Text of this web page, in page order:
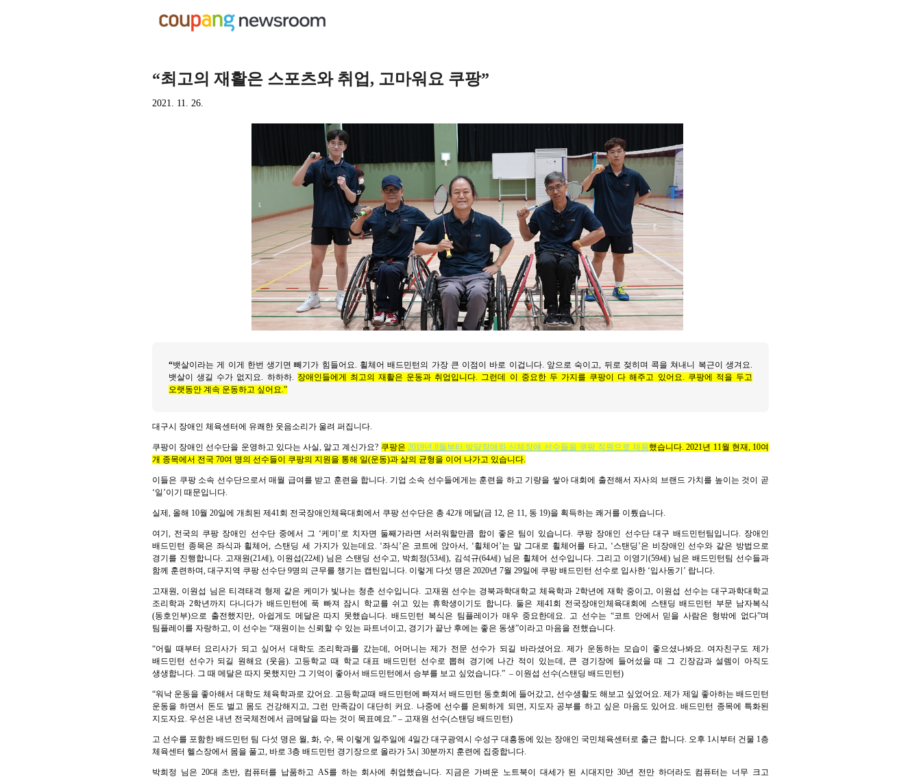
“최고의 재활은 스포츠와 취업, 고마워요 쿠팡”
2021. 11. 26.
“뱃살이라는 게 이게 한번 생기면 빼기가 힘들어요. 휠체어 배드민턴의 가장 큰 이점이 바로 이겁니다. 앞으로 숙이고, 뒤로 젖히며 콕을 쳐내니 복근이 생겨요.
뱃살이 생길 수가 없지요. 하하하. 장애인들에게 최고의 재활은 운동과 취업입니다. 그런데 이 중요한 두 가지를 쿠팡이 다 해주고 있어요. 쿠팡에 적을 두고
오랫동안 계속 운동하고 싶어요.”
대구시 장애인 체육센터에 유쾌한 웃음소리가 울려 퍼집니다.
쿠팡이 장애인 선수단을 운영하고 있다는 사실, 알고 계신가요? 쿠팡은 2019년 8월부터 발달장애와 신체장애 선수들을 쿠팡 직원으로 채용했습니다. 2021년 11월 현재, 10여
개 종목에서 전국 70여 명의 선수들이 쿠팡의 지원을 통해 일(운동)과 삶의 균형을 이어 나가고 있습니다.
이들은 쿠팡 소속 선수단으로서 매월 급여를 받고 훈련을 합니다. 기업 소속 선수들에게는 훈련을 하고 기량을 쌓아 대회에 출전해서 자사의 브랜드 가치를 높이는 것이 곧
‘일’이기 때문입니다.
실제, 올해 10월 20일에 개최된 제41회 전국장애인체육대회에서 쿠팡 선수단은 총 42개 메달(금 12, 은 11, 동 19)을 획득하는 쾌거를 이뤘습니다.
여기, 전국의 쿠팡 장애인 선수단 중에서 그 ‘케미’로 치자면 둘째가라면 서러워할만큼 합이 좋은 팀이 있습니다. 쿠팡 장애인 선수단 대구 배드민턴팀입니다. 장애인
배드민턴 종목은 좌식과 휠체어, 스탠딩 세 가지가 있는데요. ‘좌식’은 코트에 앉아서, ‘휠체어’는 말 그대로 휠체어를 타고, ‘스탠딩’은 비장애인 선수와 같은 방법으로
경기를 진행합니다. 고재원(21세), 이원섭(22세) 님은 스탠딩 선수고, 박희정(53세), 김석규(64세) 님은 휠체어 선수입니다. 그리고 이영기(59세) 님은 배드민턴팀 선수들과
함께 훈련하며, 대구지역 쿠팡 선수단 9명의 근무를 챙기는 캡틴입니다. 이렇게 다섯 명은 2020년 7월 29일에 쿠팡 배드민턴 선수로 입사한 ‘입사동기’ 랍니다.
고재원, 이원섭 님은 티격태격 형제 같은 케미가 빛나는 청춘 선수입니다. 고재원 선수는 경북과학대학교 체육학과 2학년에 재학 중이고, 이원섭 선수는 대구과학대학교
조리학과 2학년까지 다니다가 배드민턴에 푹 빠져 잠시 학교를 쉬고 있는 휴학생이기도 합니다. 둘은 제41회 전국장애인체육대회에 스탠딩 배드민턴 부문 남자복식
(동호인부)으로 출전했지만, 아쉽게도 메달은 따지 못했습니다. 배드민턴 복식은 팀플레이가 매우 중요한데요. 고 선수는 “코트 안에서 믿을 사람은 형밖에 없다”며
팀플레이를 자랑하고, 이 선수는 “재원이는 신뢰할 수 있는 파트너이고, 경기가 끝난 후에는 좋은 동생”이라고 마음을 전했습니다.
“어릴 때부터 요리사가 되고 싶어서 대학도 조리학과를 갔는데, 어머니는 제가 전문 선수가 되길 바라셨어요. 제가 운동하는 모습이 좋으셨나봐요. 여자친구도 제가
배드민턴 선수가 되길 원해요 (웃음). 고등학교 때 학교 대표 배드민턴 선수로 뽑혀 경기에 나간 적이 있는데, 큰 경기장에 들어섰을 때 그 긴장감과 설렘이 아직도
생생합니다. 그 때 메달은 따지 못했지만 그 기억이 좋아서 배드민턴에서 승부를 보고 싶었습니다.” – 이원섭 선수(스탠딩 배드민턴)
“워낙 운동을 좋아해서 대학도 체육학과로 갔어요. 고등학교때 배드민턴에 빠져서 배드민턴 동호회에 들어갔고, 선수생활도 해보고 싶었어요. 제가 제일 좋아하는 배드민턴
운동을 하면서 돈도 벌고 몸도 건강해지고, 그런 만족감이 대단히 커요. 나중에 선수를 은퇴하게 되면, 지도자 공부를 하고 싶은 마음도 있어요. 배드민턴 종목에 특화된
지도자요. 우선은 내년 전국체전에서 금메달을 따는 것이 목표예요.” – 고재원 선수(스탠딩 배드민턴)
고 선수를 포함한 배드민턴 팀 다섯 명은 월, 화, 수, 목 이렇게 일주일에 4일간 대구광역시 수성구 대흥동에 있는 장애인 국민체육센터로 출근 합니다. 오후 1시부터 건물 1층
체육센터 헬스장에서 몸을 풀고, 바로 3층 배드민턴 경기장으로 올라가 5시 30분까지 훈련에 집중합니다.
박희정 님은 20대 초반, 컴퓨터를 납품하고 AS를 하는 회사에 취업했습니다. 지금은 가벼운 노트북이 대세가 된 시대지만 30년 전만 하더라도 컴퓨터는 너무 크고